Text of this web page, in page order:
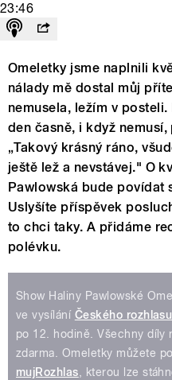
23:46
Omeletky jsme naplnili
nálady mě dostal můj
nemusela, ležím v
den časně, i když
„Takový krásný ráno,
ještě lež a nevstávej." O
Pawlowská bude povídat
Uslyšíte příspěvek
to chci taky. A přidáme
polévku.
Show Haliny Pawlowské
ve vysílání Českého
po 12. hodině. Všechny díly
zdarma. Omeletky můžete
mujRozhlas, kterou lze